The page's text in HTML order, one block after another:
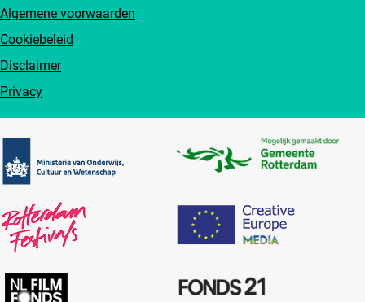
Algemene voorwaarden
Cookiebeleid
Disclaimer
Privacy